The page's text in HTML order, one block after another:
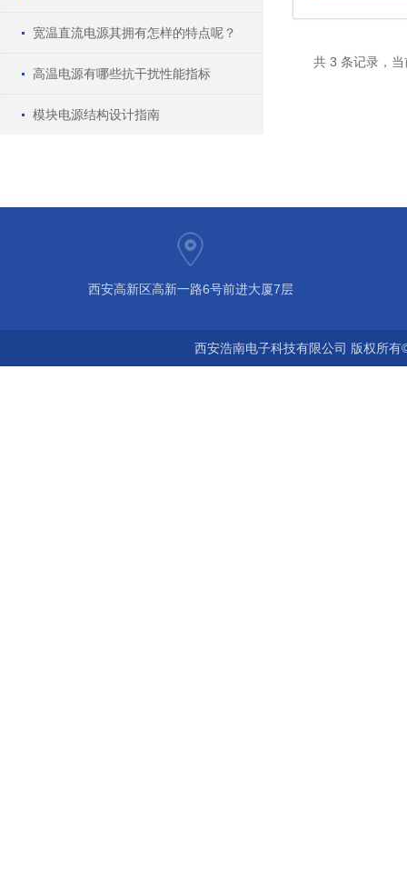
宽温直流电源其拥有怎样的特点呢？
高温电源有哪些抗干扰性能指标
模块电源结构设计指南
共 3 条记录，
西安高新区高新一路6号前进大厦7层
西安浩南电子科技有限公司 版权所